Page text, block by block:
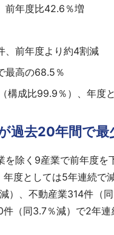
前年度比42.6％増
、前年度より約4割減
最高の68.5％
構成比99.9％）、年度
過去20年間で最
除く9産業で前年度
度としては5年連続で減
）、不動産業314件（
（同3.7％減）で2年